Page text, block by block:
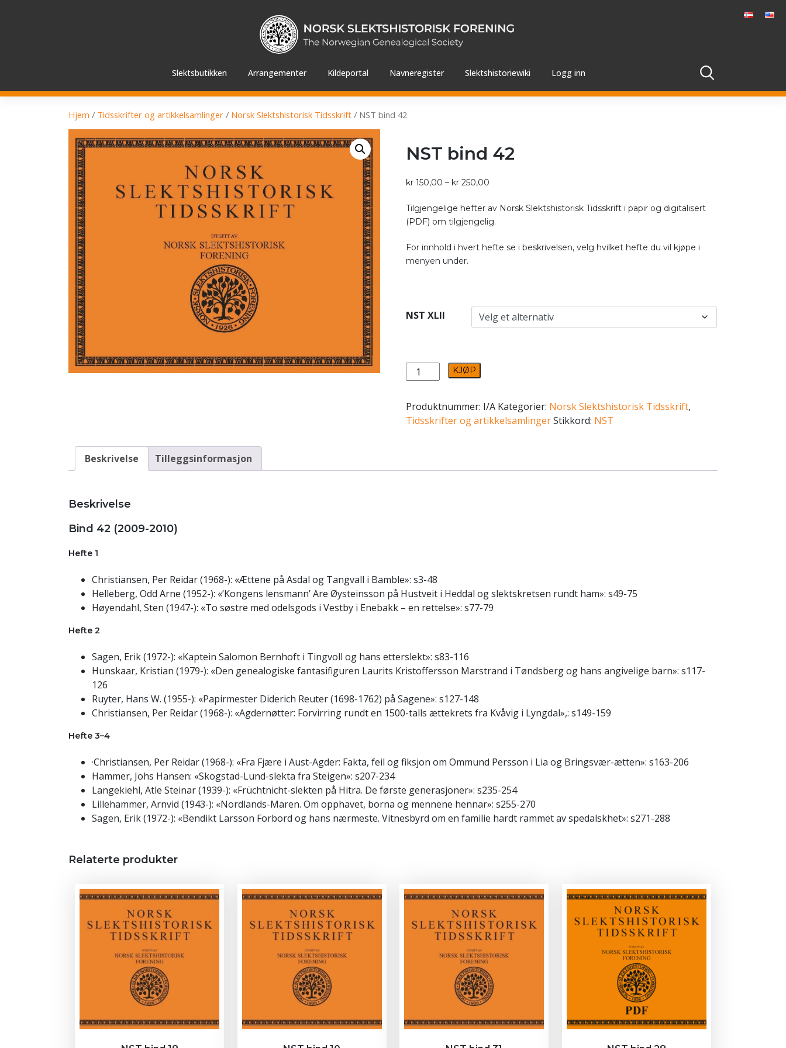
Slektsbutikken Arrangementer Kildeportal Navneregister Slektshistoriewiki Logg inn
Hjem / Tidsskrifter og artikkelsamlinger / Norsk Slektshistorisk Tidsskrift / NST bind 42
NST bind 42
kr 150,00 – kr 250,00
til
kr 250,00
Tilgjengelige hefter av Norsk Slektshistorisk Tidsskrift i papir og digitalisert
(PDF) om tilgjengelig.
For innhold i hvert hefte se i beskrivelsen, velg hvilket hefte du vil kjøpe i
menyen under.
NST XLII
NST
bind
antall
KJØP
Produktnummer: I/A Kategorier: Norsk Slektshistorisk Tidsskrift,
Tidsskrifter og artikkelsamlingerStikkord: NST
Beskrivelse Tilleggsinformasjon
Beskrivelse
Bind 42 (2009-2010)
Hefte 1
Christiansen, Per Reidar (1968-): «Ættene på Asdal og Tangvall i Bamble»: s3-48
Helleberg, Odd Arne (1952-): «‘Kongens lensmann’ Are Øysteinsson på Hustveit i Heddal og slektskretsen rundt ham»: s49-75
Høyendahl, Sten (1947-): «To søstre med odelsgods i Vestby i Enebakk – en rettelse»: s77-79
Hefte 2
Sagen, Erik (1972-): «Kaptein Salomon Bernhoft i Tingvoll og hans etterslekt»: s83-116
Hunskaar, Kristian (1979-): «Den genealogiske fantasifiguren Laurits Kristoffersson Marstrand i Tøndsberg og hans angivelige barn»: s117-
126
Ruyter, Hans W. (1955-): «Papirmester Diderich Reuter (1698-1762) på Sagene»: s127-148
Christiansen, Per Reidar (1968-): «Agdernøtter: Forvirring rundt en 1500-talls ættekrets fra Kvåvig i Lyngdal»,: s149-159
Hefte 3–4
·Christiansen, Per Reidar (1968-): «Fra Fjære i Aust-Agder: Fakta, feil og fiksjon om Ommund Persson i Lia og Bringsvær-ætten»: s163-206
Hammer, Johs Hansen: «Skogstad-Lund-slekta fra Steigen»: s207-234
Langekiehl, Atle Steinar (1939-): «Früchtnicht-slekten på Hitra. De første generasjoner»: s235-254
Lillehammer, Arnvid (1943-): «Nordlands-Maren. Om opphavet, borna og mennene hennar»: s255-270
Sagen, Erik (1972-): «Bendikt Larsson Forbord og hans nærmeste. Vitnesbyrd om en familie hardt rammet av spedalskhet»: s271-288
Relaterte produkter